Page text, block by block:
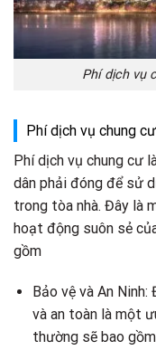
Phí dịch vụ
Phí dịch vụ chung
Phí dịch vụ chung cư
dân phải đóng để sử
trong tòa nhà. Đây là
hoạt động suôn sẻ
gồm
Bảo vệ và An
và an toàn là một
thường sẽ bao